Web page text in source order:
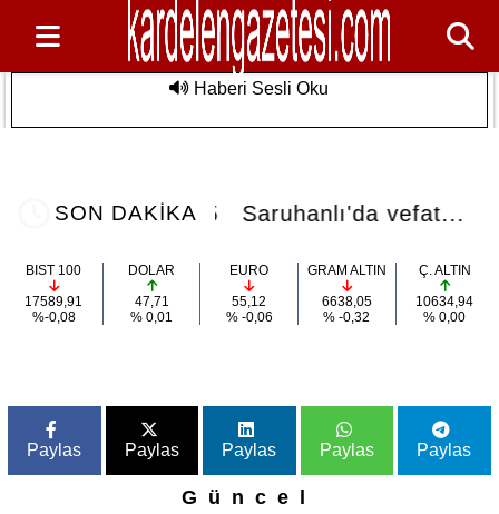
Haberi Sesli Oku
SON DAKİKA
14:45 Saruhanlı'da vefat...
BIST 100
17589,91
%-0,08
DOLAR
47,71
% 0,01
EURO
55,12
% -0,06
GRAM ALTIN
6638,05
% -0,32
Ç. ALTIN
10634,94
% 0,00
Paylas Paylas Paylas Paylas Paylas
Güncel